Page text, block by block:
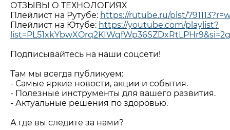
ОТЗЫВЫ О ТЕХНОЛОГИЯХ
Плейлист на Рутубе: https://rutube.ru/plst/
Плейлист на Ютубе: https://youtube.com/playlist?
Подписывайтесь на наши соцсети!
Там мы всегда публикуем:
- Самые яркие новости, акции и события.
- Полезные инструменты для вашего развития.
- Актуальные решения по здоровью.
А где вы следите за нами?